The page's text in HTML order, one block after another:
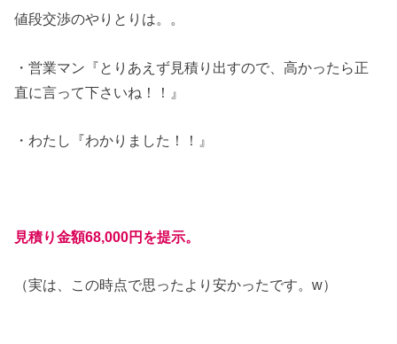
値段交渉のやりとりは。。
・営業マン『とりあえず見積り出すので、高かったら正
直に言って下さいね！！』
・わたし『わかりました！！』
見積り金額68,000円を提示。
（実は、この時点で思ったより安かったです。w）